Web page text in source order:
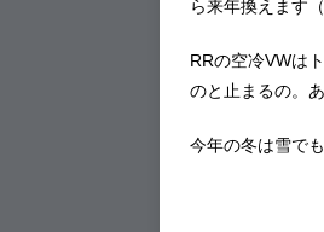
ら来年換えます（
RRの空冷VWは
のと止まるの。
今年の冬は雪で